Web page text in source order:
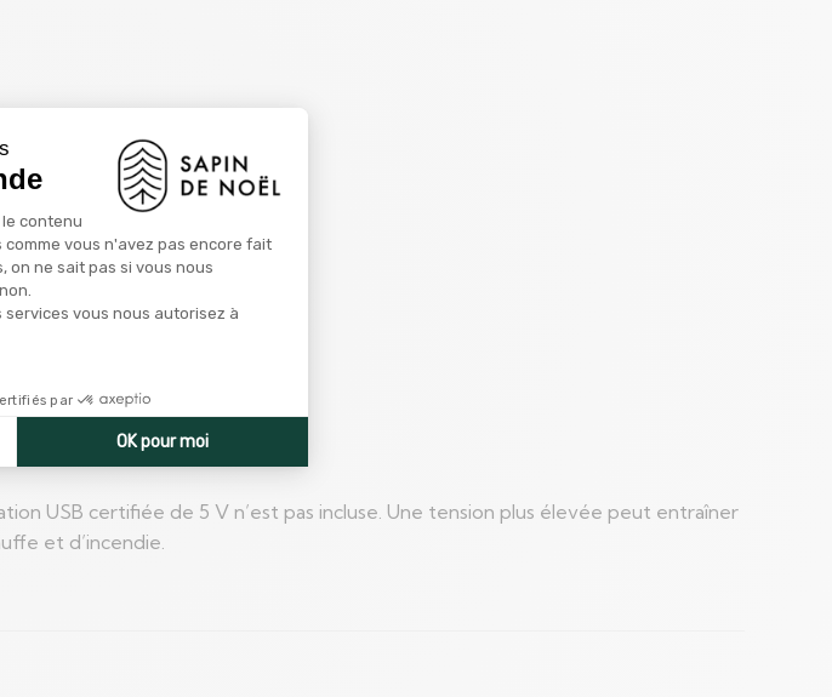
USB certifiée de 5 V n’est pas incluse. Une tension plus élevée peut entraîner
et d’incendie.